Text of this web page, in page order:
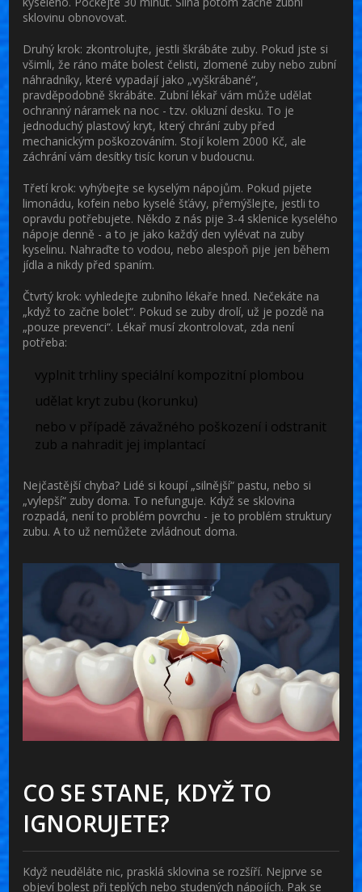
sklovinu obnovovat.
Druhý krok: zkontrolujte, jestli škrábáte zuby. Pokud jste si
všimli, že ráno máte bolest čelisti, zlomené zuby nebo zubní
náhradníky, které vypadají jako „vyškrábané“,
pravděpodobně škrábáte. Zubní lékař vám může udělat
ochranný náramek na noc - tzv. okluzní desku. To je
jednoduchý plastový kryt, který chrání zuby před
mechanickým poškozováním. Stojí kolem 2000 Kč, ale
záchrání vám desítky tisíc korun v budoucnu.
Třetí krok:vyhýbejte se kyselým nápojům. Pokud pijete
limonádu, kofein nebo kyselé šťávy, přemýšlejte, jestli to
opravdu potřebujete. Někdo z nás pije 3-4 sklenice kyselého
nápoje denně - a to je jako každý den vylévat na zuby
kyselinu. Nahraďte to vodou, nebo alespoň pije jen během
jídla a nikdy před spaním.
Čtvrtý krok:vyhledejte zubního lékaře hned. Nečekáte na
„když to začne bolet“. Pokud se zuby drolí, už je pozdě na
„pouze prevenci“. Lékař musí zkontrolovat, zda není
potřeba:
vyplnit trhliny speciální kompozitní plombou
udělat kryt zubu (korunku)
nebo v případě závažného poškození i odstranit
zub a nahradit jej implantací
Nejčastější chyba? Lidé si koupí „silnější“ pastu, nebo si
„vylepší“ zuby doma. To nefunguje. Když se sklovina
rozpadá, není to problém povrchu - je to problém struktury
zubu. A to už nemůžete zvládnout doma.
CO SE STANE, KDYŽ TO
IGNORUJETE?
Když neuděláte nic, prasklá sklovina se rozšíří. Nejprve se
objeví bolest při teplých nebo studených nápojích. Pak se